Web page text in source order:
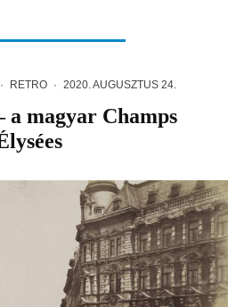
· RETRO · 2020. AUGUSZTUS 24.
a magyar Champs